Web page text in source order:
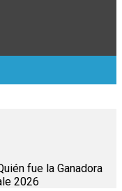
fue la Ganadora
2026